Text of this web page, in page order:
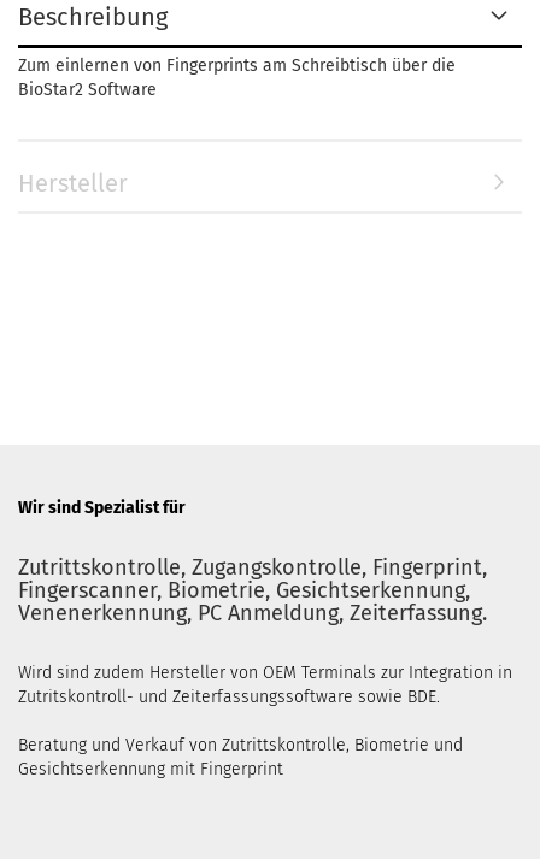
Beschreibung
Zum einlernen von Fingerprints am Schreibtisch über die
BioStar2 Software
Hersteller
Wir sind Spezialist für
Zutrittskontrolle, Zugangskontrolle, Fingerprint,
Fingerscanner, Biometrie, Gesichtserkennung,
Venenerkennung, PC Anmeldung, Zeiterfassung.
Wird sind zudem Hersteller von OEM Terminals zur Integration in
Zutritskontroll- und Zeiterfassungssoftware sowie BDE.
Beratung und Verkauf von Zutrittskontrolle, Biometrie und
Gesichtserkennung mit Fingerprint